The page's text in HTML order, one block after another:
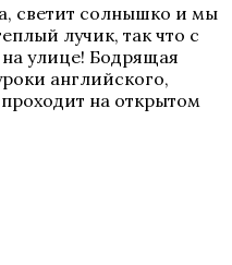
светит солнышко и мы
лучик, так что с
улице! Бодрящая
английского,
на открытом